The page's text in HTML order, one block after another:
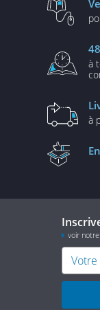
à
à
voir